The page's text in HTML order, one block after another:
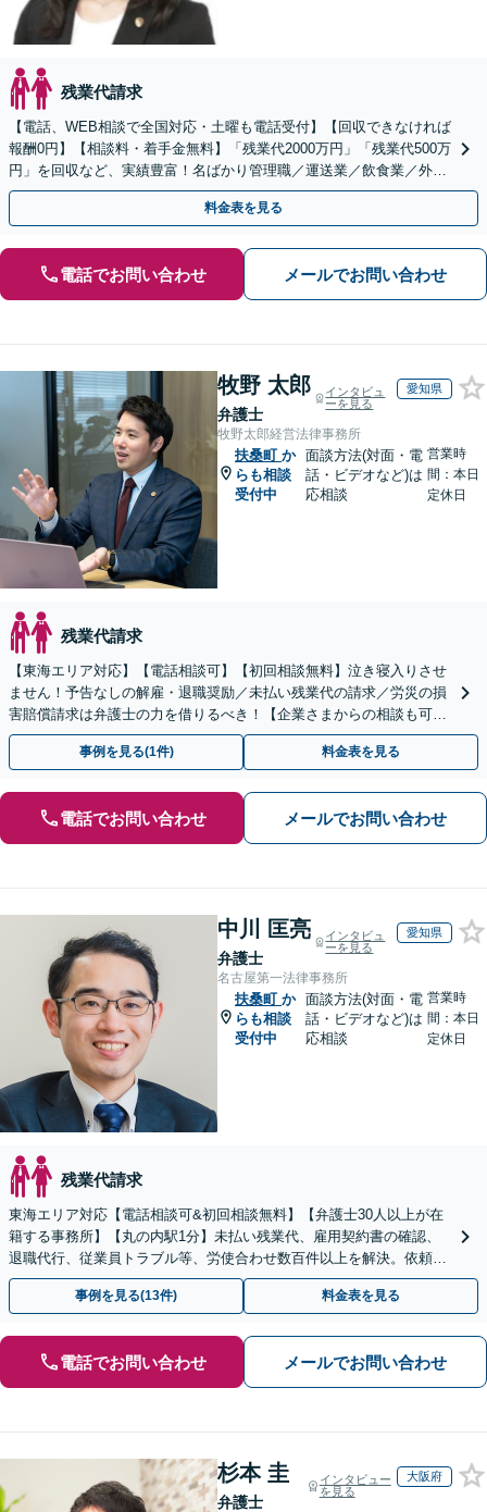
残業代請求
【電話、WEB相談で全国対応・土曜も電話受付】【回収できなければ
報酬0円】【相談料・着手金無料】「残業代2000万円」「残業代500万
円」を回収など、実績豊富！名ばかり管理職／運送業／飲食業／外資
系など妥協せずに交渉！他で断られた方も対応。
料金表を見る
電話でお問い合わせ メールでお問い合わせ
牧野 太郎
弁護士
インタビュ
ーを見る
愛知県
牧野太郎経営法律事務所
扶桑町 か
らも相談
受付中
面談方法(対面・電
話・ビデオなど)は
応相談
営業時
間：本日
定休日
残業代請求
【東海エリア対応】【電話相談可】【初回相談無料】泣き寝入りさせ
ません！予告なしの解雇・退職奨励／未払い残業代の請求／労災の損
害賠償請求は弁護士の力を借りるべき！【企業さまからの相談も可】
従業員トラブルは、慎重な対処が必要です【完全個室】
事例を見る(1件) 料金表を見る
電話でお問い合わせ メールでお問い合わせ
中川 匡亮
弁護士
インタビュ
ーを見る
愛知県
名古屋第一法律事務所
扶桑町 か
らも相談
受付中
面談方法(対面・電
話・ビデオなど)は
応相談
営業時
間：本日
定休日
残業代請求
東海エリア対応【電話相談可&初回相談無料】【弁護士30人以上が在
籍する事務所】【丸の内駅1分】未払い残業代、雇用契約書の確認、
退職代行、従業員トラブル等、労使合わせ数百件以上を解決。依頼者
様の強い味方になります。残業代セミナー講師の経験多数
事例を見る(13件) 料金表を見る
電話でお問い合わせ メールでお問い合わせ
杉本 圭
弁護士
インタビュー
を見る
大阪府